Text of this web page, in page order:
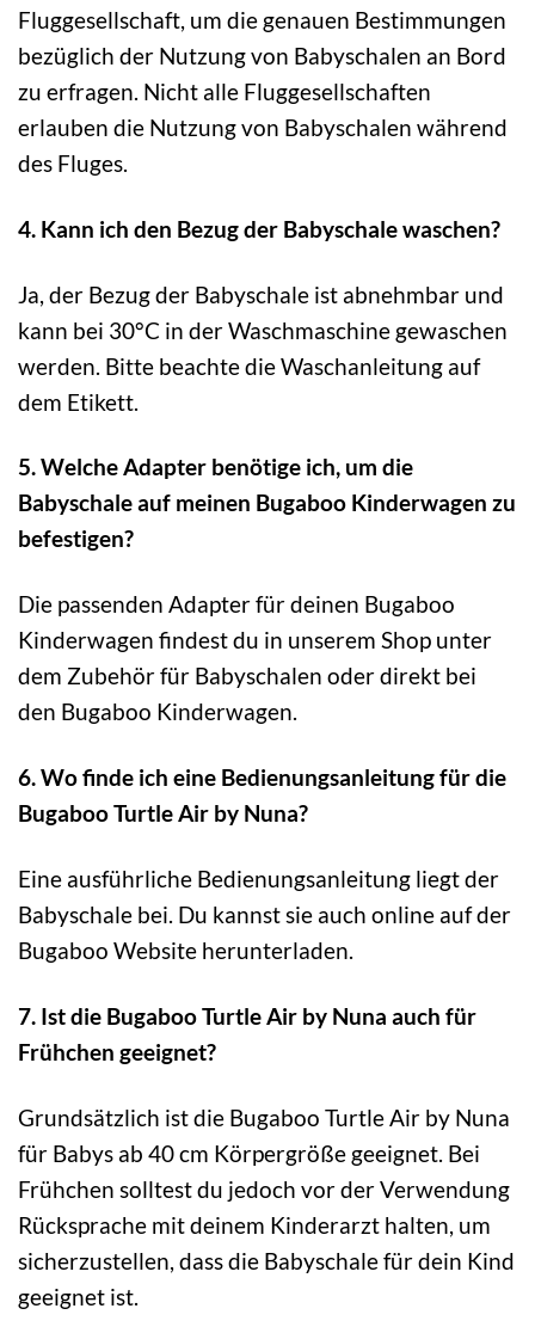
Fluggesellschaft, um die genauen Bestimmungen
bezüglich der Nutzung von Babyschalen an Bord
zu erfragen. Nicht alle Fluggesellschaften
erlauben die Nutzung von Babyschalen während
des Fluges.
4. Kann ich den Bezug der Babyschale waschen?
Ja, der Bezug der Babyschale ist abnehmbar und
kann bei 30°C in der Waschmaschine gewaschen
werden. Bitte beachte die Waschanleitung auf
dem Etikett.
5. Welche Adapter benötige ich, um die
Babyschale auf meinen Bugaboo Kinderwagen zu
befestigen?
Die passenden Adapter für deinen Bugaboo
Kinderwagen findest du in unserem Shop unter
dem Zubehör für Babyschalen oder direkt bei
den Bugaboo Kinderwagen.
6. Wo finde ich eine Bedienungsanleitung für die
Bugaboo Turtle Air by Nuna?
Eine ausführliche Bedienungsanleitung liegt der
Babyschale bei. Du kannst sie auch online auf der
Bugaboo Website herunterladen.
7. Ist die Bugaboo Turtle Air by Nuna auch für
Frühchen geeignet?
Grundsätzlich ist die Bugaboo Turtle Air by Nuna
für Babys ab 40 cm Körpergröße geeignet. Bei
Frühchen solltest du jedoch vor der Verwendung
Rücksprache mit deinem Kinderarzt halten, um
sicherzustellen, dass die Babyschale für dein Kind
geeignet ist.